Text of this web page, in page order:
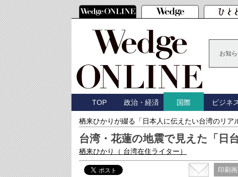
お知
TOP 政治・経済 国際 ビジネ
栖来ひかりが綴る「日本人に伝えたい台湾のリア
台湾・花蓮の地震で見えた「日
栖来ひかり （ 台湾在住ライター）
印刷